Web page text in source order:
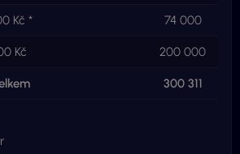
300 311
Kč * 74 000
Kč 200 000